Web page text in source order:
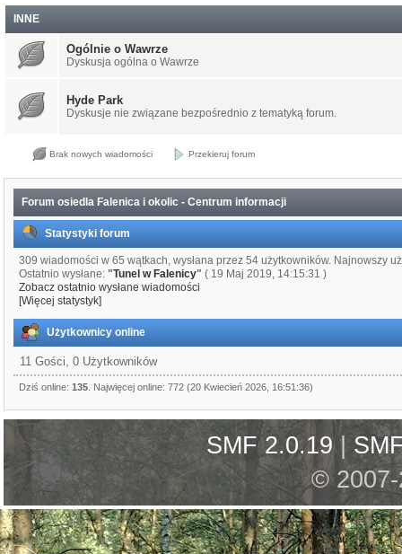
INNE
Ogólnie o Wawrze
Dyskusja ogólna o Wawrze
Hyde Park
Dyskusje nie związane bezpośrednio z tematyką forum.
Brak nowych wiadomości Przekieruj forum
Forum osiedla Falenica i okolic - Centrum informacji
Statystyki forum
309 wiadomości w 65 wątkach, wysłana przez 54 użytkowników. Najnowszy
Ostatnio wysłane: "Tunel w Falenicy" ( 19 Maj 2019, 14:15:31 )
Zobacz ostatnio wysłane wiadomości
[Więcej statystyk]
Użytkownicy online
11 Gości, 0 Użytkowników
Dziś online: 135. Najwięcej online: 772 (20 Kwiecień 2026, 16:51:36)
SMF 2.0.19|
©